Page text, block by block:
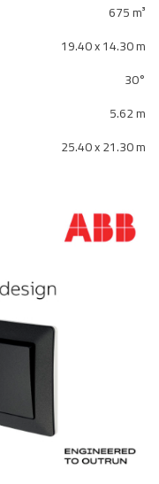
675 m³
19.40 x 14.30 m
30°
5.62 m
25.40 x 21.30 m